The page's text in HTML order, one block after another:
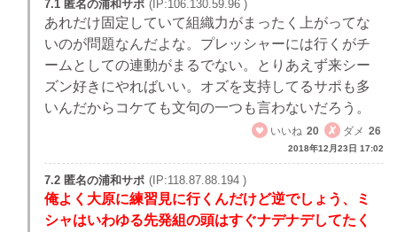
7.1 匿名の浦和サポ (IP:106.130.59.96 )
あれだけ固定していて組織力がまったく上がってな
いのが問題なんだよな。プレッシャーには行くがチ
ームとしての連動がまるでない。とりあえず来シー
ズン好きにやればいい。オズを支持してるサポも多
いんだからコケても文句の一つも言わないだろう。
いいね 20 ダメ 26
2018年12月23日 17:02
7.2 匿名の浦和サポ (IP:118.87.88.194 )
俺よく大原に練習見に行くんだけど逆でしょう、ミ
シャはいわゆる先発組の頭はすぐナデナデしてたく